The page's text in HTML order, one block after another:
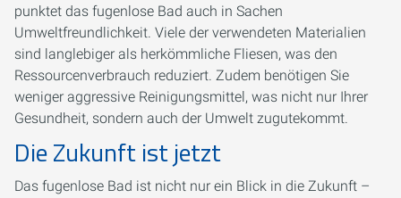
punktet das fugenlose Bad auch in Sachen
Umweltfreundlichkeit. Viele der verwendeten Materialien
sind langlebiger als herkömmliche Fliesen, was den
Ressourcenverbrauch reduziert. Zudem benötigen Sie
weniger aggressive Reinigungsmittel, was nicht nur Ihrer
Gesundheit, sondern auch der Umwelt zugutekommt.
Die Zukunft ist jetzt
Das fugenlose Bad ist nicht nur ein Blick in die Zukunft –